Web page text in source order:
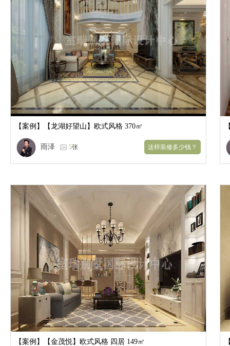
【案例】 【龙湖好望山】欧式风格 370㎡
雨泽 5张
【案例】 【金茂悦】欧式风格 四居 149㎡